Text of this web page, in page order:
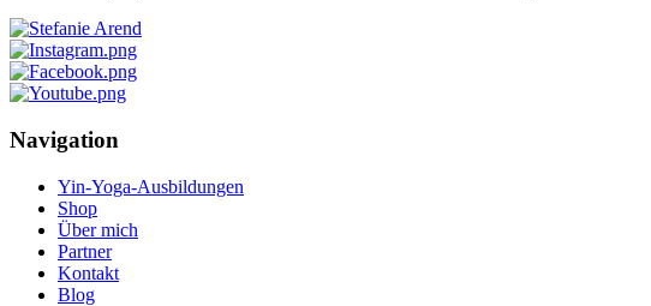
Navigation
Yin-Yoga-Ausbildungen
Shop
Über mich
Partner
Kontakt
Blog